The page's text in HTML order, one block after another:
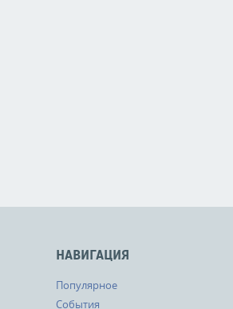
НАВИГАЦИЯ
Популярное
События